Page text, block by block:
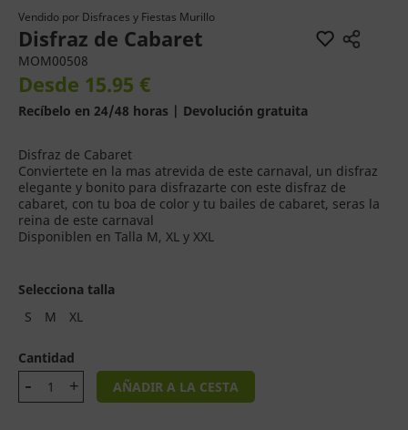
Vendido por Disfraces y Fiestas Murillo
Disfraz de Cabaret
MOM00508
Desde 15.95 €
Recíbelo en 24/48 horas | Devolución gratuita
Disfraz de Cabaret
Conviertete en la mas atrevida de este carnaval, un disfraz
elegante y bonito para disfrazarte con este disfraz de
cabaret, con tu boa de color y tu bailes de cabaret, seras la
reina de este carnaval
Disponiblen en Talla M, XL y XXL
Selecciona talla
S
M XL
Cantidad
AÑADIR A LA CESTA